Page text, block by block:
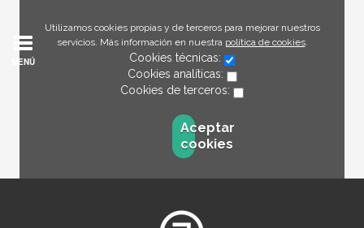
Utilizamos cookies propias y de terceros para mejorar nuestros
servicios. Más información en nuestra política de cookies.
Cookies técnicas:
Cookies analíticas:
Cookies de terceros:
Aceptar
cookies
MENÚ